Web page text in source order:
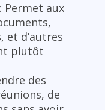
: Permet aux
et d’autres
plutôt
des
de